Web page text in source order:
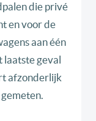
die privé
en voor de
aan één
geval
afzonderlijk